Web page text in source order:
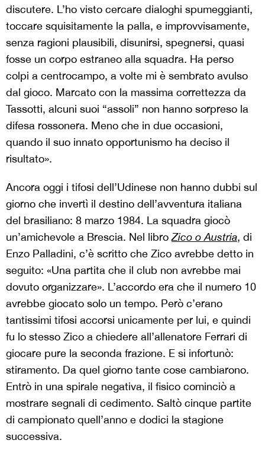
discutere. L’ho visto cercare dialoghi spumeggianti,
toccare squisitamente la palla, e improvvisamente,
senza ragioni plausibili, disunirsi, spegnersi, quasi
fosse un corpo estraneo alla squadra. Ha perso
colpi a centrocampo, a volte mi è sembrato avulso
dal gioco. Marcato con la massima correttezza da
Tassotti, alcuni suoi “assoli” non hanno sorpreso la
difesa rossonera. Meno che in due occasioni,
quando il suo innato opportunismo ha deciso il
risultato».
Ancora oggi i tifosi dell’Udinese non hanno dubbi sul
giorno che invertì il destino dell’avventura italiana
del brasiliano: 8 marzo 1984. La squadra giocò
un’amichevole a Brescia. Nel libroZico o Austria, di
Enzo Palladini, c’è scritto che Zico avrebbe detto in
seguito: «Una partita che il club non avrebbe mai
dovuto organizzare». L’accordo era che il numero 10
avrebbe giocato solo un tempo. Però c’erano
tantissimi tifosi accorsi unicamente per lui, e quindi
fu lo stesso Zico a chiedere all’allenatore Ferrari di
giocare pure la seconda frazione. E si infortunò:
stiramento. Da quel giorno tante cose cambiarono.
Entrò in una spirale negativa, il fisico cominciò a
mostrare segnali di cedimento. Saltò cinque partite
di campionato quell’anno e dodici la stagione
successiva.